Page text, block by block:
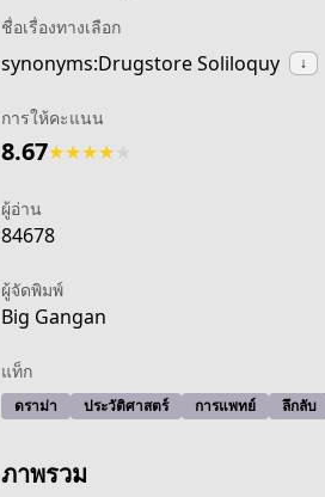
ชื่อเรื่องทางเลือก
synonyms:Drugstore Soliloquy ↓
การให้คะแนน
8.67★★★★
ผู้อ่าน
84678
ผู้จัดพิมพ์
Big Gangan
แท็ก
ดราม่า ประวัติศาสตร์ การแพทย์ ลึกลับ
ภาพรวม